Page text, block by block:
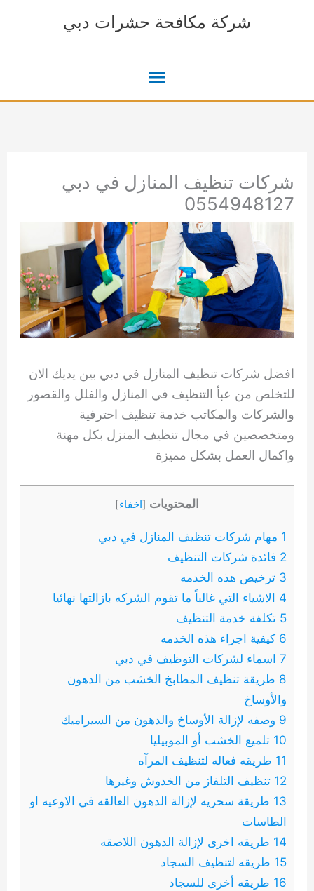
شركة مكافحة حشرات دبي
القائمة
شركات تنظيف المنازل في دبي
0554948127
افضل شركات تنظيف المنازل في دبي بين يديك الان
للتخلص من عبأ التنظيف في المنازل والفلل والقصور
والشركات والمكاتب خدمة تنظيف احترفية
ومتخصصين في مجال تنظيف المنزل بكل مهنة
واكمال العمل بشكل مميزة
المحتويات [اخفاء]
1 مهام شركات تنظيف المنازل في دبي
2 فائدة شركات التنظيف
3 ترخيص هذه الخدمه
4 الاشياء التي غالباً ما تقوم الشركه بازالتها نهائيا
5 تكلفة خدمة التنظيف
6 كيفية اجراء هذه الخدمه
7 اسماء لشركات التوظيف في دبي
8 طريقة تنظيف المطابخ الخشب من الدهون
والأوساخ
9 وصفه لإزالة الأوساخ والدهون من السيراميك
10 تلميع الخشب أو الموبيليا
11 طريقه فعاله لتنظيف المرآه
12 تنظيف التلفاز من الخدوش وغيرها
13 طريقة سحريه لإزالة الدهون العالقه في الاوعيه او
الطاسات
14 طريقه اخرى لإزالة الدهون اللاصقه
15 طريقه لتنظيف السجاد
16 طريقه أخرى للسجاد